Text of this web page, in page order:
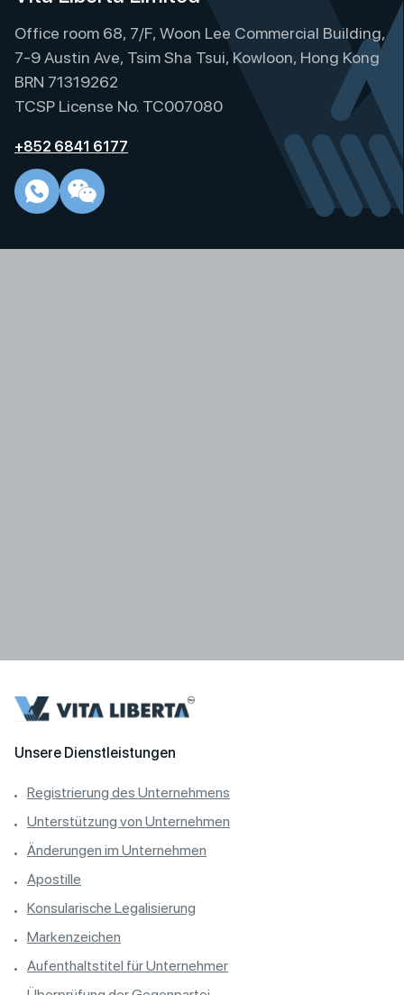
Office room 68, 7/F, Woon Lee Commercial Building,
7-9 Austin Ave, Tsim Sha Tsui, Kowloon, Hong Kong
BRN 71319262
TCSP License No. TC007080
+852 6841 6177
Unsere Dienstleistungen
Registrierung des Unternehmens
Unterstützung von Unternehmen
Änderungen im Unternehmen
Apostille
Konsularische Legalisierung
Markenzeichen
Aufenthaltstitel für Unternehmer